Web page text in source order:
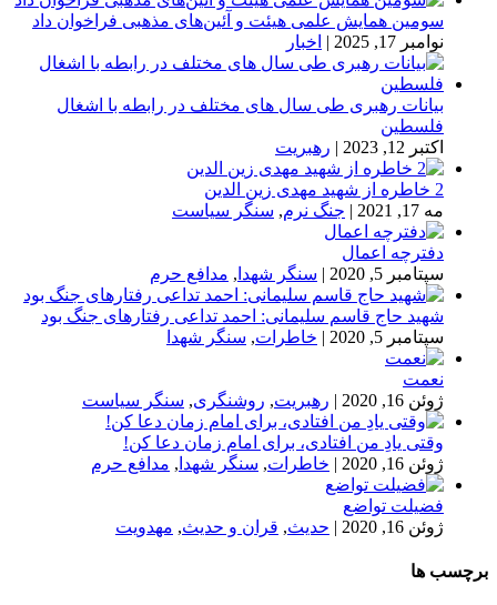
سومین همایش علمی هیئت و آئین‌های مذهبی فراخوان داد
نوامبر 17, 2025
| اخبار
بیانات رهبری طی سال های مختلف در رابطه با اشغال
فلسطین
اکتبر 12, 2023
| رهبریت
2 خاطره از شهید مهدی زین الدین
مه 17, 2021
| جنگ نرم, سنگر سیاست
دفترچه اعمال
سپتامبر 5, 2020
| سنگر شهدا , مدافع حرم
شهید حاج قاسم سلیمانی: احمد تداعی رفتارهای جنگ بود
سپتامبر 5, 2020
| خاطرات, سنگر شهدا
نعمت
ژوئن 16, 2020
| رهبریت, روشنگری, سنگر سیاست
وقتی یادِ من افتادی، برای امام زمان دعا کن!
ژوئن 16, 2020
| خاطرات, سنگر شهدا , مدافع حرم
فضیلت تواضع
ژوئن 16, 2020
| حدیث, قران و حدیث, مهدویت
برچسب ها